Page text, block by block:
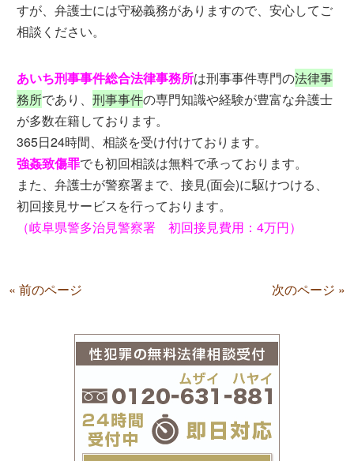
すが、弁護士には守秘義務がありますので、安心してご
相談ください。
あいち刑事事件総合法律事務所は刑事事件専門の法律事
務所であり、刑事事件の専門知識や経験が豊富な弁護士
が多数在籍しております。
365日24時間、相談を受け付けております。
強姦致傷罪でも初回相談は無料で承っております。
また、弁護士が警察署まで、接見(面会)に駆けつける、
初回接見サービスを行っております。
（岐阜県警多治見警察署 初回接見費用：4万円）
« 前のページ 次のページ »